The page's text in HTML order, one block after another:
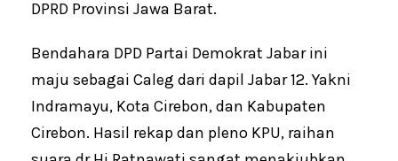
DPRD Provinsi Jawa Barat.
Bendahara DPD Partai Demokrat Jabar ini
maju sebagai Caleg dari dapil Jabar 12. Yakni
Indramayu, Kota Cirebon, dan Kabupaten
Cirebon. Hasil rekap dan pleno KPU, raihan